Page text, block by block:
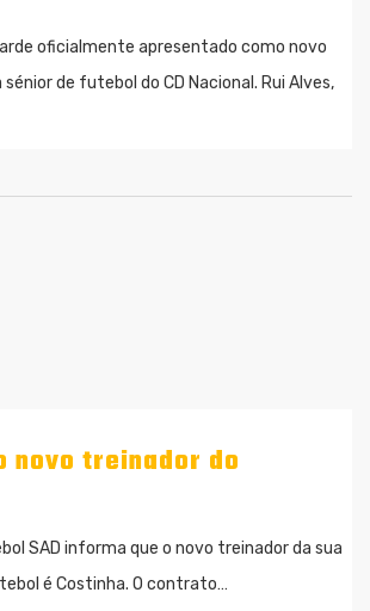
oficialmente apresentado como novo
de futebol do CD Nacional. Rui Alves,
novo treinador do
SAD informa que o novo treinador da sua
é Costinha. O contrato…